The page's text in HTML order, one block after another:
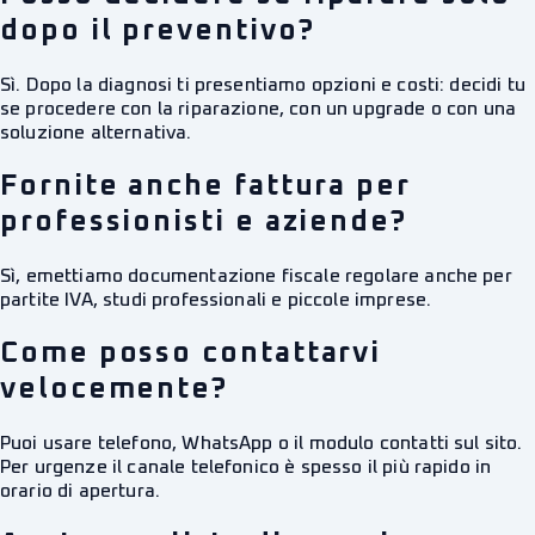
dopo il preventivo?
Sì. Dopo la diagnosi ti presentiamo opzioni e costi: decidi tu
se procedere con la riparazione, con un upgrade o con una
soluzione alternativa.
Fornite anche fattura per
professionisti e aziende?
Sì, emettiamo documentazione fiscale regolare anche per
partite IVA, studi professionali e piccole imprese.
Come posso contattarvi
velocemente?
Puoi usare telefono, WhatsApp o il modulo contatti sul sito.
Per urgenze il canale telefonico è spesso il più rapido in
orario di apertura.